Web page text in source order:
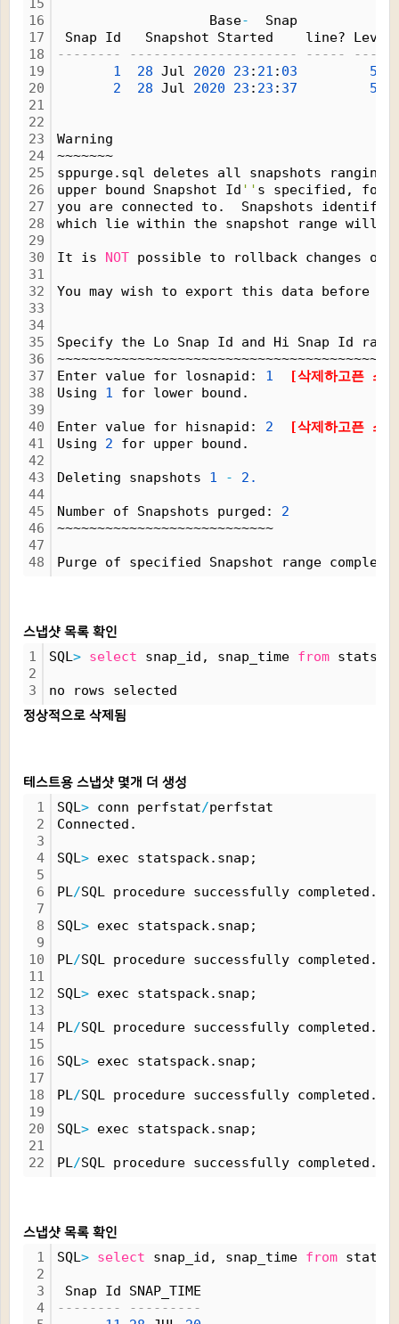
15
16
17
18
19
20
21
22
23
24
25
26
27
28
29
30
31
32
33
34
35
36
37
38
39
40
41
42
43
44
45
46
47
48
Base-
Snap
Snap Id   Snapshot Started
-------- --------------------- -----
1
28 Jul 2020 23 : 21 : 03 5
2
28 Jul 2020 23 : 23 : 37 5
Warning
~~~~~~~
sppurge.sql deletes all snapshots ranging
upper bound Snapshot Id '' s specified, for
you are connected to.  Snapshots
which lie within the snapshot range will
It is NOT possible to rollback changes
You may wish to export this data before
Specify the Lo Snap Id and Hi Snap Id
Enter value for losnapid: 1
[삭제하고픈 스
Using 1 for lower bound.
Enter value for hisnapid: 2
[삭제하고픈 스
Using 2 for upper bound.
Deleting snapshots 1 - 2.
Number of Snapshots purged: 2
~~~~~~~~~~~~~~~~~~~~~~~~~~~
Purge of specified Snapshot range
스냅샷 목록 확인
1
2
3
SQL> select snap_id, snap_time from
no rows selected
정상적으로 삭제됨
테스트용 스냅샷 몇개 더 생성
1
2
3
4
5
6
7
8
9
10
11
12
13
14
15
16
17
18
19
20
21
22
SQL> conn perfstat/perfstat
Connected.
SQL> exec statspack.snap;
PL/SQL procedure successfully completed.
SQL> exec statspack.snap;
PL/SQL procedure successfully completed.
SQL> exec statspack.snap;
PL/SQL procedure successfully completed.
SQL> exec statspack.snap;
PL/SQL procedure successfully completed.
SQL> exec statspack.snap;
PL/SQL procedure successfully completed.
스냅샷 목록 확인
1
2
3
4
SQL> select snap_id, snap_time from
Snap Id SNAP_TIME
-------- ---------